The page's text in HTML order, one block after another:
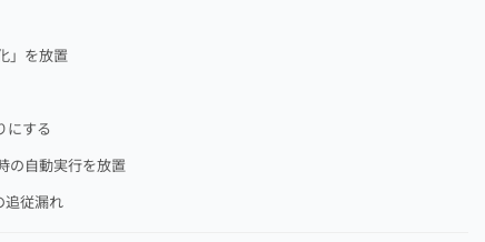
」を放置
にする
の自動実行を放置
追従漏れ